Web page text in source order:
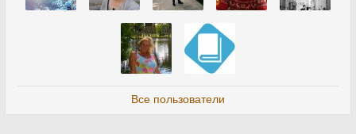
Все пользователи